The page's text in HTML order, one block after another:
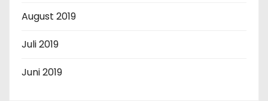
August 2019
Juli 2019
Juni 2019